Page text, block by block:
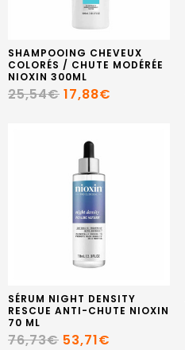
SHAMPOOING CHEVEUX
COLORÉS / CHUTE MODÉRÉE
NIOXIN 300ML
25,54€ 17,88€
SÉRUM NIGHT DENSITY
RESCUE ANTI-CHUTE NIOXIN
70 ML
76,73€ 53,71€